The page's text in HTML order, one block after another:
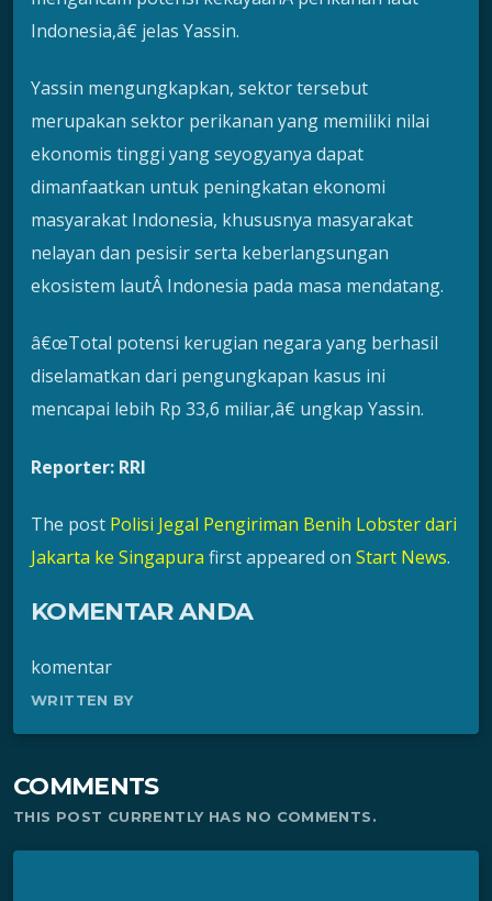
Indonesia,â€ jelas Yassin.
Yassin mengungkapkan, sektor tersebut
merupakan sektor perikanan yang memiliki nilai
ekonomis tinggi yang seyogyanya dapat
dimanfaatkan untuk peningkatan ekonomi
masyarakat Indonesia, khususnya masyarakat
nelayan dan pesisir serta keberlangsungan
ekosistem lautÂ Indonesia pada masa mendatang.
â€œTotal potensi kerugian negara yang berhasil
diselamatkan dari pengungkapan kasus ini
mencapai lebih Rp 33,6 miliar,â€ ungkap Yassin.
Reporter: RRI
The post Polisi Jegal Pengiriman Benih Lobster dari
Jakarta ke Singapura first appeared on Start News.
KOMENTAR ANDA
komentar
WRITTEN BY
COMMENTS
THIS POST CURRENTLY HAS NO COMMENTS.